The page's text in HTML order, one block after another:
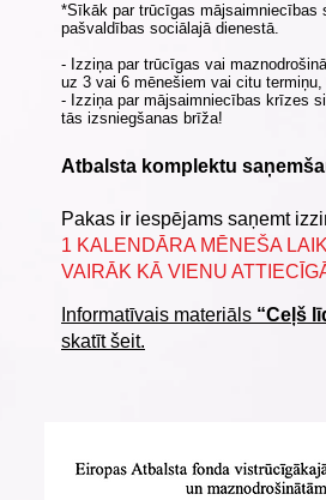
*Sīkāk par trūcīgas mājsaimniecības
pašvaldības sociālajā dienestā.
- Izziņa par trūcīgas vai
uz 3 vai 6 mēnešiem vai citu
- Izziņa par mājsaimniecības krīzes
tās izsniegšanas brīža!
Atbalsta komplektu
Pakas ir iespējams saņemt
1 KALENDĀRA MĒNEŠA
VAIRĀK KĀ VIENU
Informatīvais materiāls “Ceļš
skatīt šeit.